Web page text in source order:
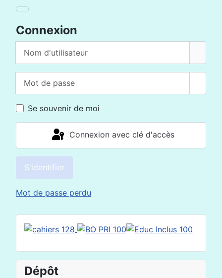
Connexion
Se souvenir de moi
Connexion avec clé d'accès
S'identifier
Mot de passe perdu
Dépôt